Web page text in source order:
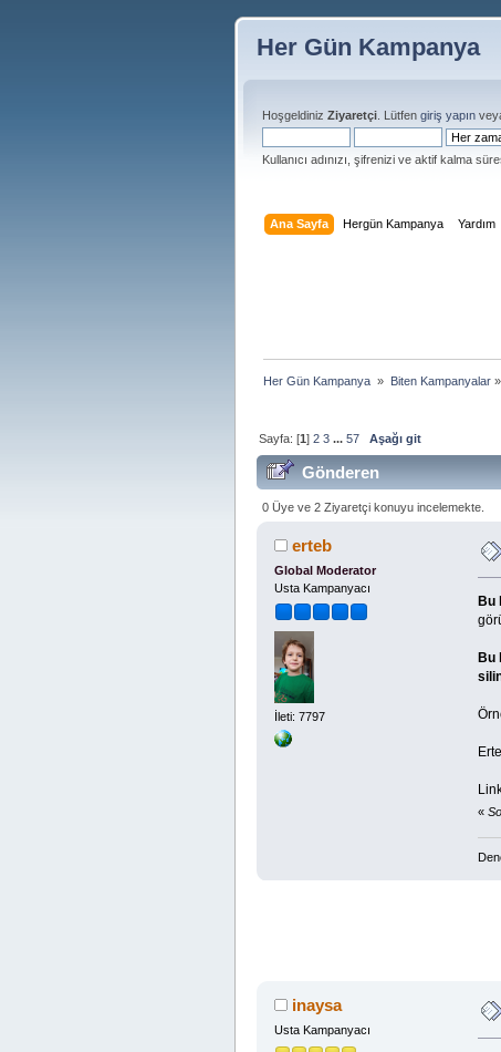
Her Gün Kampanya
Hoşgeldiniz Ziyaretçi . Lütfen giriş yapın
Kullanıcı adınızı, şifrenizi ve aktif kalma
Ana Sayfa Hergün Kampanya Yardım
Her Gün Kampanya » Biten Kampanyalar»
Sayfa: [1]2 3 ...57 Aşağı git
Gönderen
0 Üye ve 2 Ziyaretçi konuyu incelemekte.
erteb
Global Moderator
Usta Kampanyacı
İleti: 7797
Bu
Bu
«
inaysa
Usta Kampanyacı